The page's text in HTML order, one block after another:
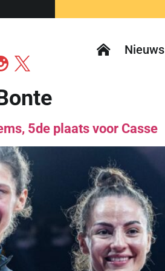
Nieuws
5de plaats voor Casse